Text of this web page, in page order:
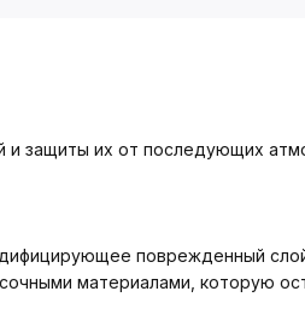
и защиты их от последующих
поврежденный
материалами, которую